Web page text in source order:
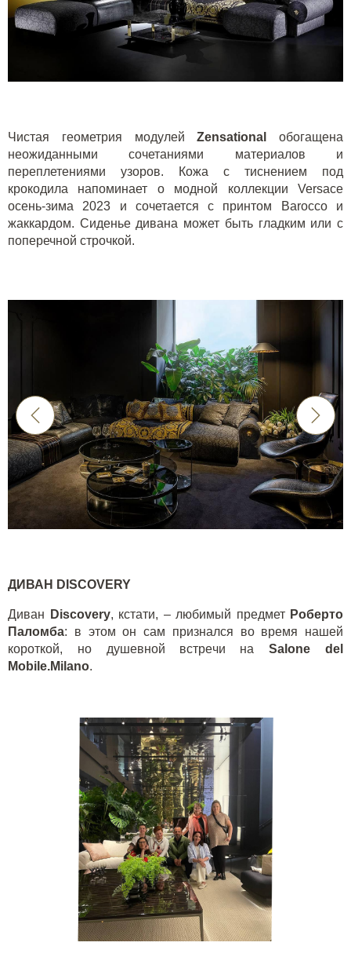
Чистая геометрия модулейZensational
обогащена
неожиданными сочетаниями материалов и
переплетениями узоров. Кожа с тиснением под
крокодила напоминает о модной коллекции Versace
осень-зима 2023 и сочетается с принтом Barocco и
жаккардом. Сиденье дивана может быть гладким или с
поперечной строчкой.
ДИВАН DISCOVERY
Диван Discovery, кстати, – любимый предмет Роберто
Паломба: в этом он сам признался во время нашей
короткой, но душевной встречи наSalone del
Mobile.Milano.